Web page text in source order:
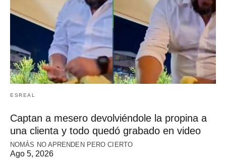
ESREAL
Captan a mesero devolviéndole la propina a
una clienta y todo quedó grabado en video
NOMÁS NO APRENDEN PERO CIERTO
Ago 5, 2026